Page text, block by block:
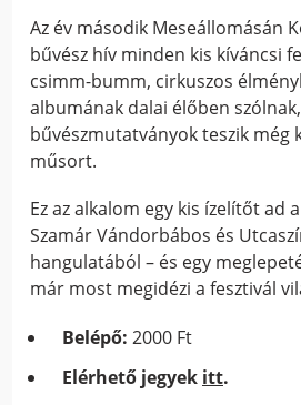
Az év második Meseállomásán
bűvész hív minden kis kíváncsi
csimm-bumm, cirkuszos
albumának dalai élőben
bűvészmutatványok teszik még
műsort.
Ez az alkalom egy kis ízelítőt ad
Szamár Vándorbábos és
hangulatából – és egy
már most megidézi a fesztivál
Belépő: 2000 Ft
Elérhető jegyek itt.